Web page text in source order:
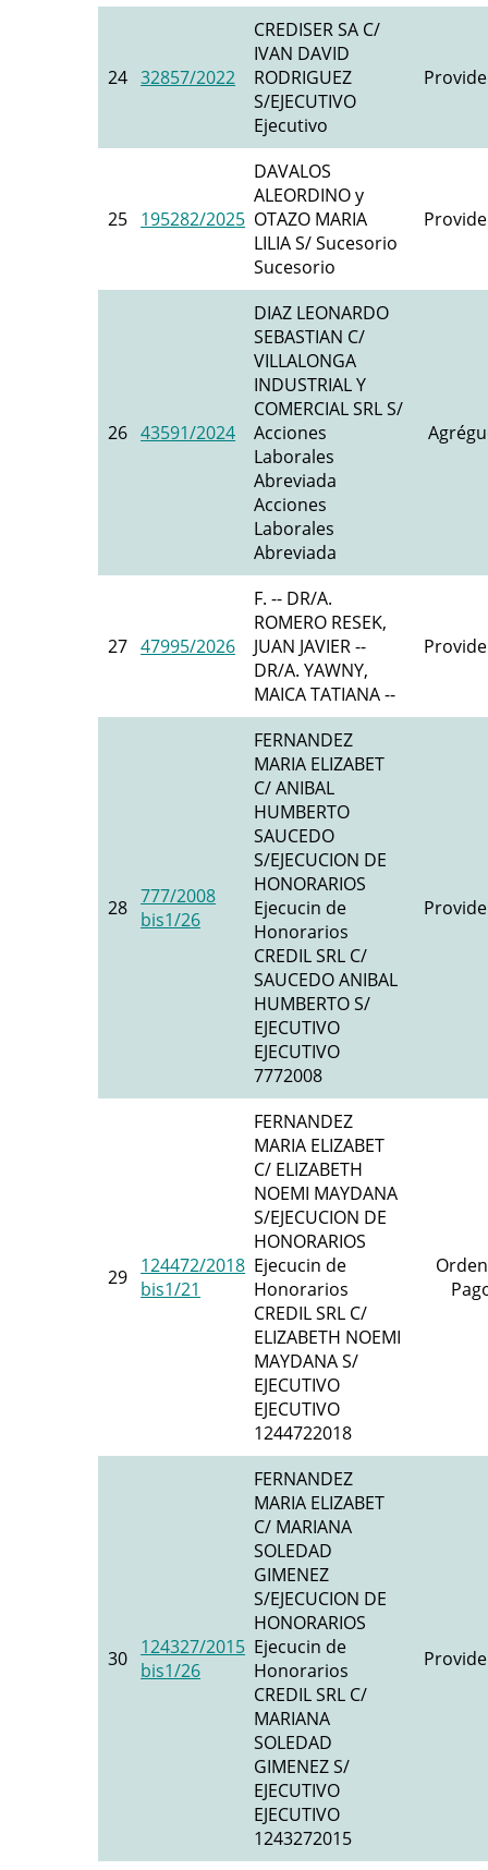
24 32857/2022
CREDISER SA C/
IVAN DAVID
RODRIGUEZ
S/EJECUTIVO
Ejecutivo
25 195282/2025
DAVALOS
ALEORDINO y
OTAZO MARIA
LILIA S/ Sucesorio
Sucesorio
26 43591/2024
DIAZ LEONARDO
SEBASTIAN C/
VILLALONGA
INDUSTRIAL Y
COMERCIAL SRL S/
Acciones
Laborales
Abreviada
Acciones
Laborales
Abreviada
27 47995/2026
F. -- DR/A.
ROMERO RESEK,
JUAN JAVIER --
DR/A. YAWNY,
MAICA TATIANA --
28 777/2008
bis1/26
FERNANDEZ
MARIA ELIZABET
C/ ANIBAL
HUMBERTO
SAUCEDO
S/EJECUCION DE
HONORARIOS
Ejecucin de
Honorarios
CREDIL SRL C/
SAUCEDO ANIBAL
HUMBERTO S/
EJECUTIVO
EJECUTIVO
7772008
29
124472/2018
bis1/21
FERNANDEZ
MARIA ELIZABET
C/ ELIZABETH
NOEMI MAYDANA
S/EJECUCION DE
HONORARIOS
Ejecucin de
Honorarios
CREDIL SRL C/
ELIZABETH NOEMI
MAYDANA S/
EJECUTIVO
EJECUTIVO
1244722018
30
124327/2015
bis1/26
FERNANDEZ
MARIA ELIZABET
C/ MARIANA
SOLEDAD
GIMENEZ
S/EJECUCION DE
HONORARIOS
Ejecucin de
Honorarios
CREDIL SRL C/
MARIANA
SOLEDAD
GIMENEZ S/
EJECUTIVO
EJECUTIVO
1243272015